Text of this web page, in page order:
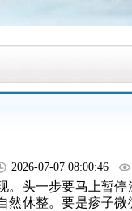
2026-07-07 08:00:46
头一步要马上暂停
然休整。要是疹子微